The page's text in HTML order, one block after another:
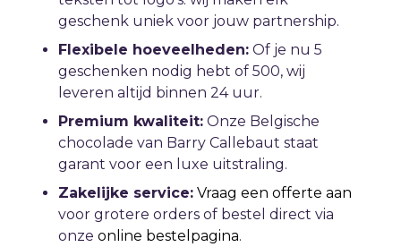
geschenk uniek voor jouw partnership.
Flexibele hoeveelheden: Of je nu 5
geschenken nodig hebt of 500, wij
leveren altijd binnen 24 uur.
Premium kwaliteit: Onze Belgische
chocolade van Barry Callebaut staat
garant voor een luxe uitstraling.
Zakelijke service: Vraag een offerte aan
voor grotere orders of bestel direct via
onzeonline bestelpagina.